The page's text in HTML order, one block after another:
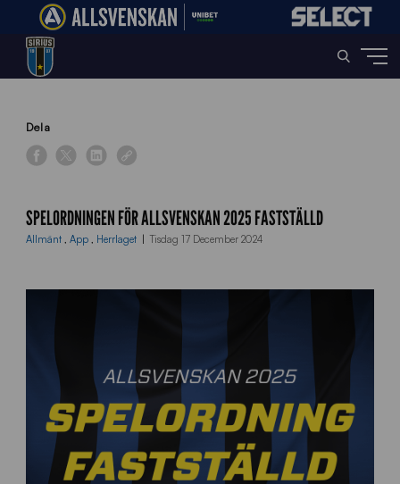
Home»
Dela
SPELORDNINGEN FÖR ALLSVENSKAN 2025 FASTSTÄLLD
Allmänt , App , Herrlaget Tisdag 17 December 2024